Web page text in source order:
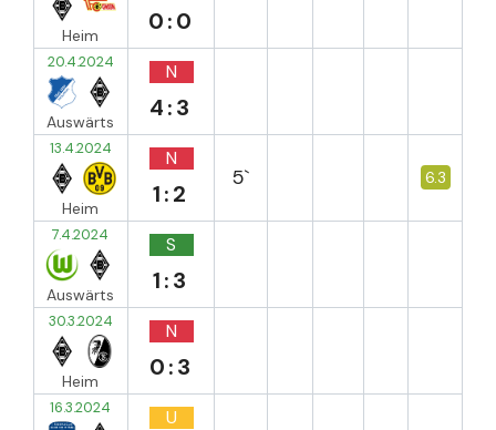
Heim 0:0
20.4.2024
Auswärts
N
4:3
13.4.2024
Heim
N
1:2
5` 6.3
7.4.2024
Auswärts
S
1:3
30.3.2024
Heim
N
0:3
16.3.2024 U